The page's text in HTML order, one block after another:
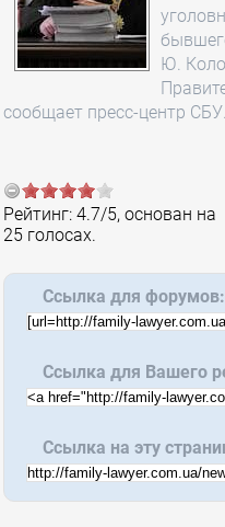
Ю.
сообщает пресс-центр СБУ.
Рейтинг: 4.7/5, основан на
25 голосах.
Ссылка для форумов:
Ссылка для Вашего
Ссылка на эту